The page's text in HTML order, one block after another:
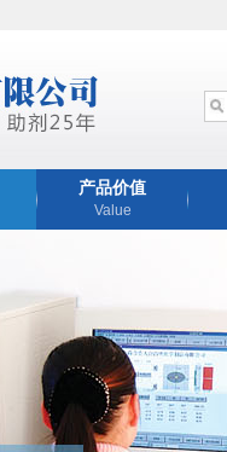
产品价值
Value